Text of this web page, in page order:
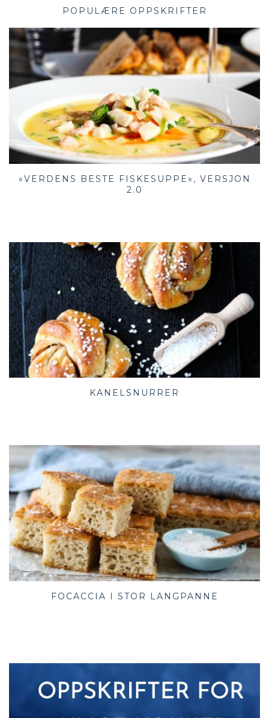
POPULÆRE OPPSKRIFTER
«VERDENS BESTE FISKESUPPE», VERSJON
2.0
KANELSNURRER
FOCACCIA I STOR LANGPANNE